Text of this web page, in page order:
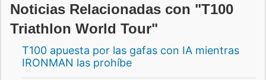
Noticias Relacionadas con "T100
Triathlon World Tour"
T100 apuesta por las gafas con IA mientras
IRONMAN las prohíbe